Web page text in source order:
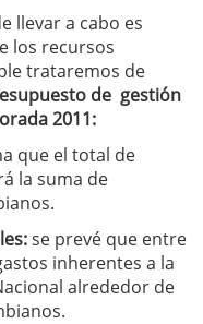
llevar a cabo es
los recursos
trataremos de
de gestión
2011:
que el total de
la suma de
:se prevé que entre
inherentes a la
alrededor de